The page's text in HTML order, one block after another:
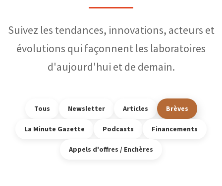
Suivez les tendances, innovations, acteurs et
évolutions qui façonnent les laboratoires
d'aujourd'hui et de demain.
Tous Newsletter Articles Brèves
La Minute Gazette Podcasts Financements
Appels d'offres / Enchères